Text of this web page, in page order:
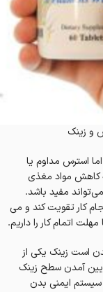
و زینک
استرس مداوم یا
کاهش مواد مغذی
مفید باشد.
کار تقویت کند و می
اتمام کار را داریم.
است زینک یکی از
آمدن سطح زینک
سیستم ایمنی بدن